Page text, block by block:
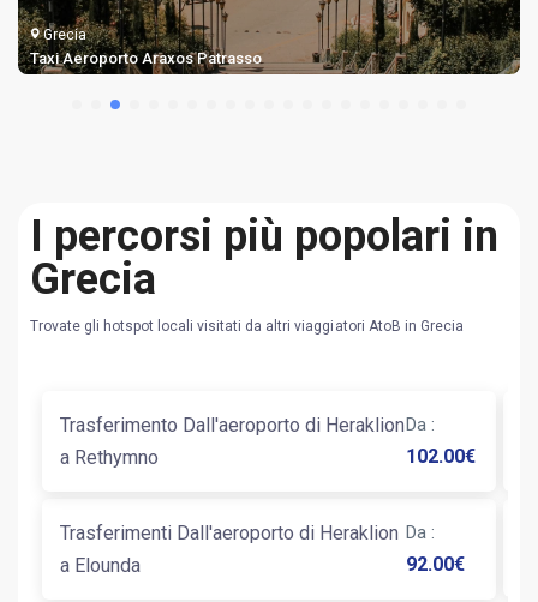
Grecia
Taxi Aeroporto Araxos Patrasso
I percorsi più popolari in
Grecia
Trovate gli hotspot locali visitati da altri viaggiatori AtoB in Grecia
Trasferimento Dall'aeroporto di Heraklion
a Rethymno
Da :
102.00€
Trasferimenti Dall'aeroporto di Heraklion
a Elounda
Da :
92.00€